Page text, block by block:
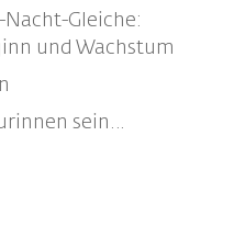
Nacht-Gleiche:
und Wachstum
sein…